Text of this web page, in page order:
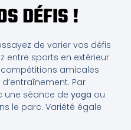
DÉFIS !
de varier vos défis
entre sports en extérieur
compétitions amicales
Par
une séance de yoga ou
le parc. Variété égale